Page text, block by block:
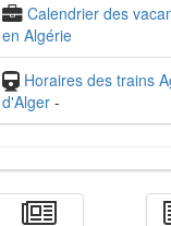
Calendrier des
en Algérie
Horaires des trains
d'Alger -